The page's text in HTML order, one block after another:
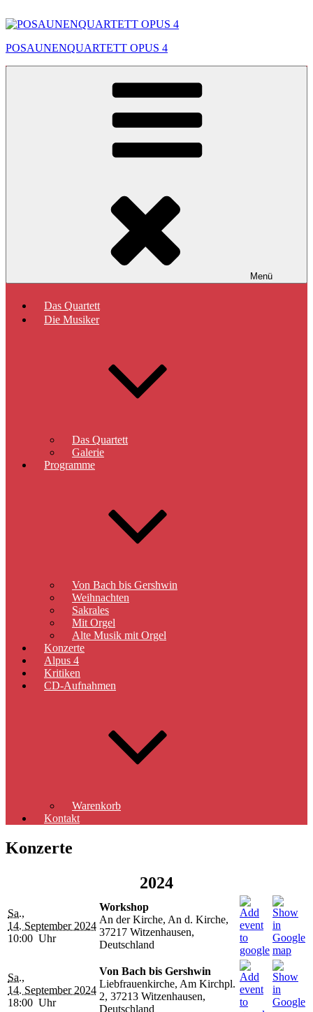
Inhalt
POSAUNENQUARTETT OPUS 4
Menü
Das Quartett
Die Musiker
Das Quartett
Galerie
Programme
Von Bach bis Gershwin
Weihnachten
Sakrales
Mit Orgel
Alte Musik mit Orgel
Konzerte
Alpus 4
Kritiken
CD-Aufnahmen
Warenkorb
Kontakt
Konzerte
2024
Sa.,
14. September 2024
10:00 Uhr
Workshop
An der Kirche, An d. Kirche,
37217 Witzenhausen,
Deutschland
Sa.,
14. September 2024
18:00 Uhr
Von Bach bis Gershwin
Liebfrauenkirche, Am Kirchpl.
2, 37213 Witzenhausen,
Deutschland